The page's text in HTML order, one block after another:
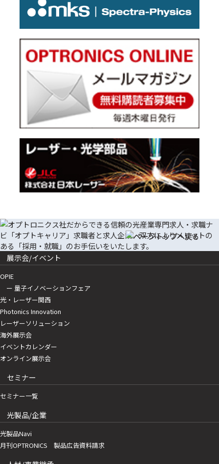
展示会/イベント
OPIE
ー 量子イノベーションフェア
光・レーザー関西
Photonics Innovation
レーザーソリューション
海外展示会
イベントカレンダー
オンライン展示会
セミナー
セミナー一覧
光製品/企業
光製品Navi
月刊OPTRONICS 製品広告資料請求